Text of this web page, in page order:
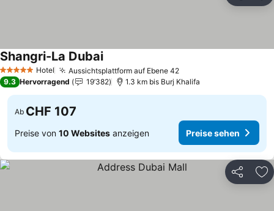
5 Sterne Hotel Aussichtsplattform auf Ebene 42
Shangri-La Dubai
9.3 Hervorragend 19’382 1.3 km bis Burj Khalifa
Ab CHF 107
Preise von 10 Websites anzeigen Preise sehen
Teilen